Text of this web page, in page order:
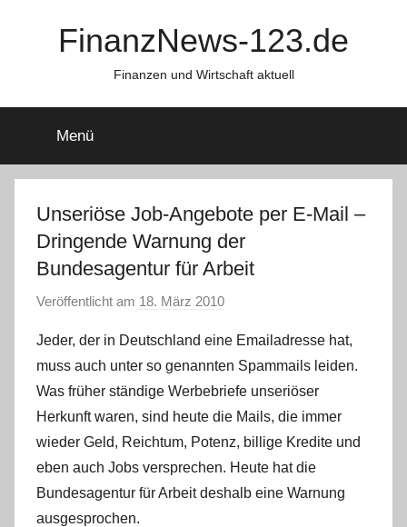
FinanzNews-123.de
Finanzen und Wirtschaft aktuell
Menü
Unseriöse Job-Angebote per E-Mail –
Dringende Warnung der
Bundesagentur für Arbeit
Veröffentlicht am 18. März 2010
n
C
h
r
i
s
t
Jeder, der in Deutschland eine Emailadresse hat,
muss auch unter so genannten Spammails leiden.
Was früher ständige Werbebriefe unseriöser
Herkunft waren, sind heute die Mails, die immer
wieder Geld, Reichtum, Potenz, billige Kredite und
eben auch Jobs versprechen. Heute hat die
Bundesagentur für Arbeit deshalb eine Warnung
ausgesprochen.